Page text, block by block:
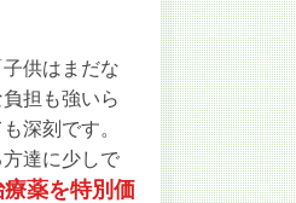
供はまだな
担も強いら
深刻です。
達に少しで
療薬を特別価